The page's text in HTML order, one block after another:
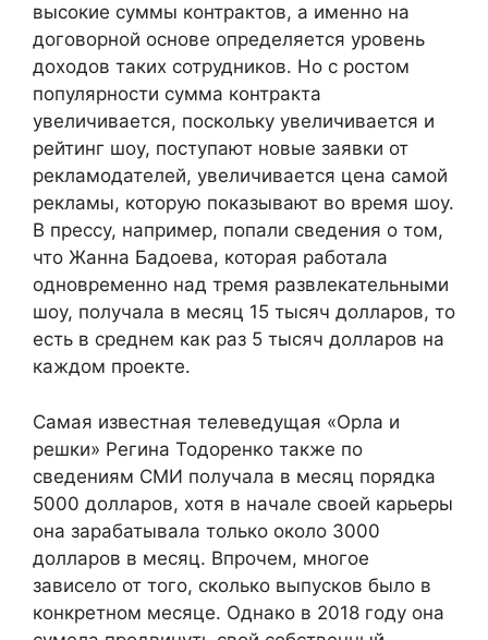
высокие суммы контрактов, а именно на
договорной основе определяется уровень
доходов таких сотрудников. Но с ростом
популярности сумма контракта
увеличивается, поскольку увеличивается и
рейтинг шоу, поступают новые заявки от
рекламодателей, увеличивается цена самой
рекламы, которую показывают во время шоу.
В прессу, например, попали сведения о том,
что Жанна Бадоева, которая работала
одновременно над тремя развлекательными
шоу, получала в месяц 15 тысяч долларов, то
есть в среднем как раз 5 тысяч долларов на
каждом проекте.
Самая известная телеведущая «Орла и
решки» Регина Тодоренко также по
сведениям СМИ получала в месяц порядка
5000 долларов, хотя в начале своей карьеры
она зарабатывала только около 3000
долларов в месяц. Впрочем, многое
зависело от того, сколько выпусков было в
конкретном месяце. Однако в 2018 году она